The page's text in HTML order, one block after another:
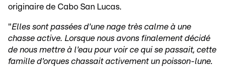
originaire de Cabo San Lucas.
"Elles sont passées d'une nage très calme à une
chasse active. Lorsque nous avons finalement décidé
de nous mettre à l'eau pour voir ce qui se passait, cette
famille d'orques chassait activement un poisson-lune.